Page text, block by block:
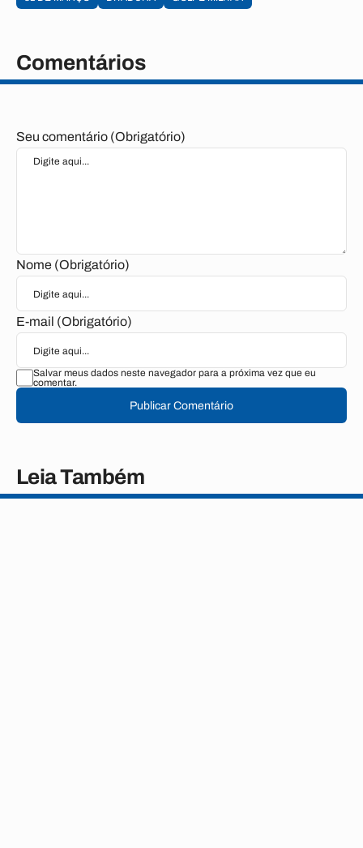
Comentários
Seu comentário (Obrigatório)
Nome (Obrigatório)
E-mail (Obrigatório)
Salvar meus dados neste navegador para a próxima vez que eu
comentar.
Publicar Comentário
Leia Também